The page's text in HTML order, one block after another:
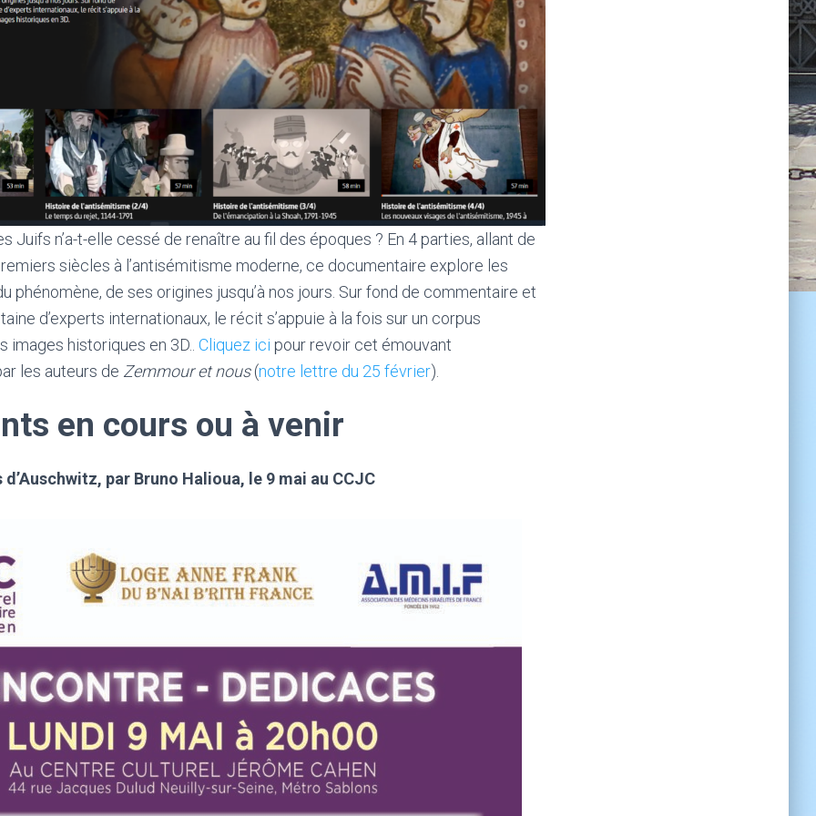
Juifs n’a-t-elle cessé de renaître au fil des époques ? En 4 parties, allant de
siècles à l’antisémitisme moderne, ce documentaire explore les
phénomène, de ses origines jusqu’à nos jours. Sur fond de commentaire et
d’experts internationaux, le récit s’appuie à la fois sur un corpus
images historiques en 3D.. Cliquez ici pour revoir cet émouvant
les auteurs de Zemmour et nous(notre lettre du 25 février).
en cours ou à venir
par Bruno Halioua, le 9 mai au CCJC